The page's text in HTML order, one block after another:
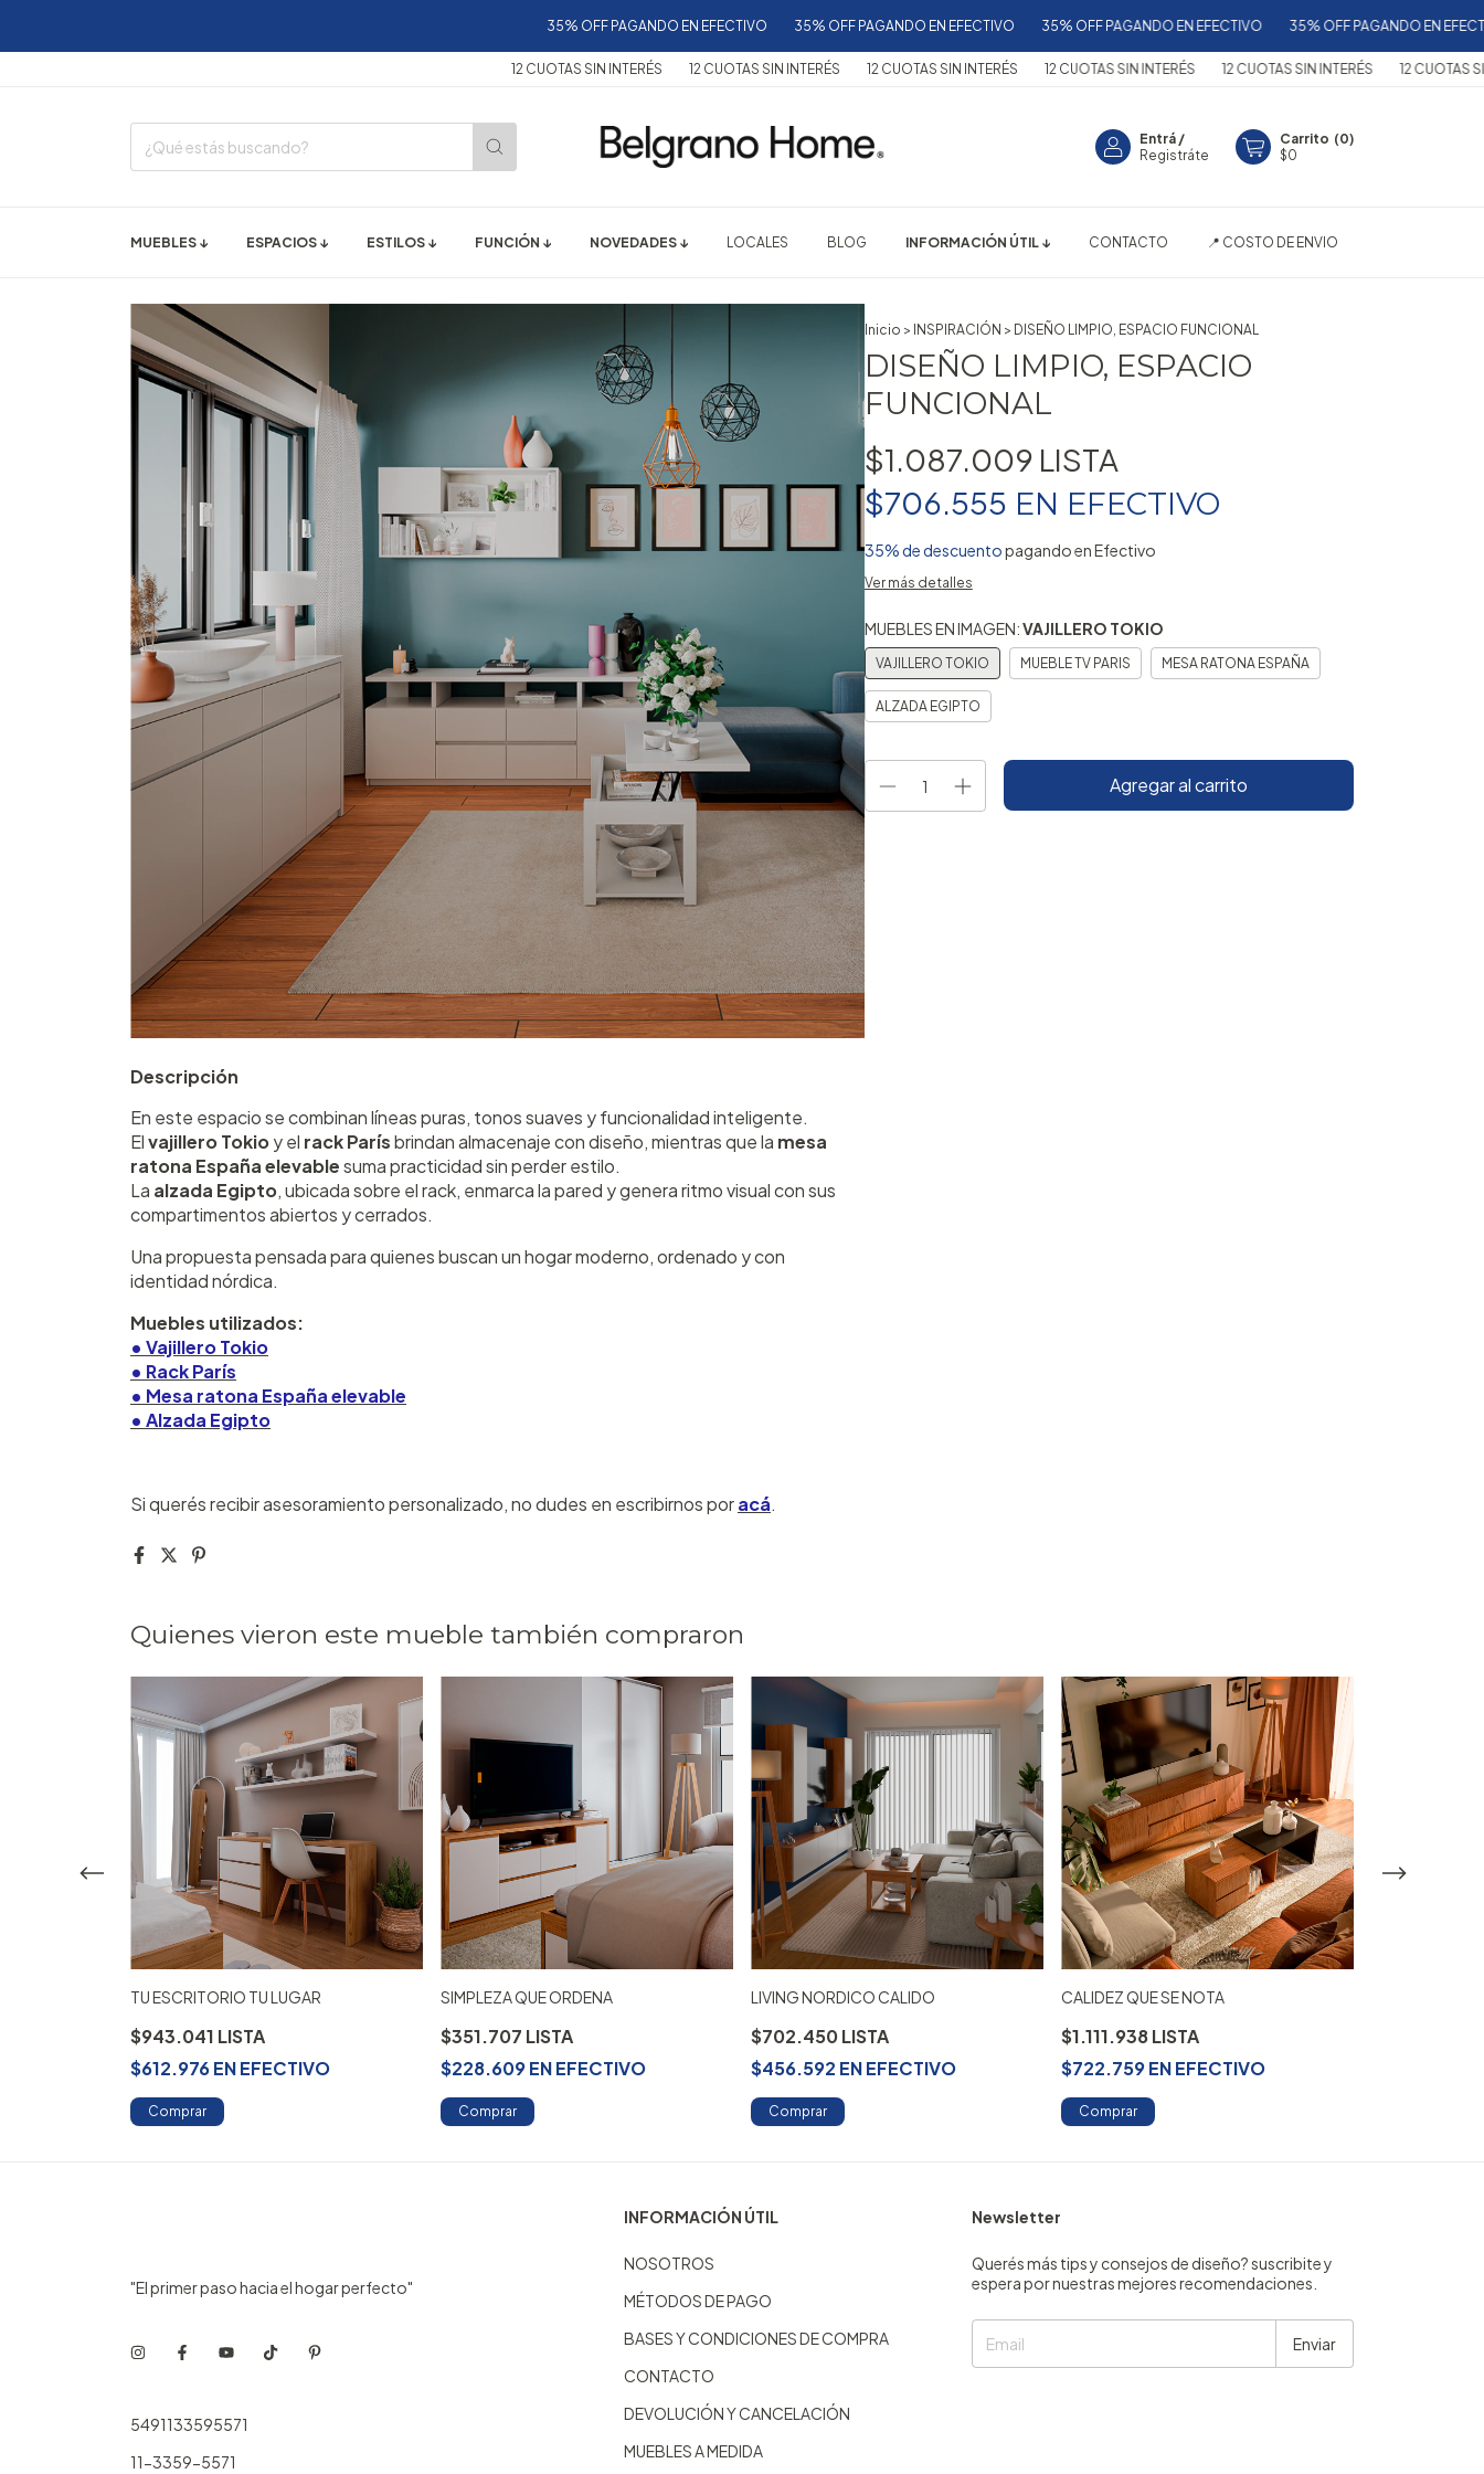
35% OFF PAGANDO EN EFECTIVO 35% OFF PAGANDO EN EFECTIVO 35% OFF PAGANDO EN EFECTIVO 35% OFF PAGANDO EN EFECTIVO
12 CUOTAS SIN INTERÉS 12 CUOTAS SIN INTERÉS 12 CUOTAS SIN INTERÉS 12 CUOTAS SIN INTERÉS 12 CUOTAS SIN INTERÉS 12 CUOTAS SIN
Entrá /
Registráte
Carrito (0)
$0
MUEBLES ↓ ESPACIOS ↓ ESTILOS ↓ FUNCIÓN ↓ NOVEDADES ↓ LOCALES BLOG INFORMACIÓN ÚTIL ↓ CONTACTO 📍 COSTO DE ENVIO
Inicio > INSPIRACIÓN > DISEÑO LIMPIO, ESPACIO FUNCIONAL
DISEÑO LIMPIO, ESPACIO
FUNCIONAL
$1.087.009
$706.555 EN EFECTIVO
35% de descuentopagando en Efectivo
Ver más detalles
MUEBLES EN IMAGEN:VAJILLERO TOKIO
VAJILLERO TOKIO MUEBLE TV PARIS MESA RATONA ESPAÑA
ALZADA EGIPTO
Descripción
En este espacio se combinan líneas puras, tonos suaves y funcionalidad inteligente.
Elvajillero Tokioy el rack Parísbrindan almacenaje con diseño, mientras que la mesa
ratona España elevablesuma practicidad sin perder estilo.
La alzada Egipto, ubicada sobre el rack, enmarca la pared y genera ritmo visual con sus
compartimentos abiertos y cerrados.
Una propuesta pensada para quienes buscan un hogar moderno, ordenado y con
identidad nórdica.
Muebles utilizados:
• Vajillero Tokio
• Rack París
• Mesa ratona España elevable
• Alzada Egipto
Si querés recibir asesoramiento personalizado, no dudes en escribirnos poracá.
Quienes vieron este mueble también compraron
TU ESCRITORIO TU LUGAR
$943.041
$612.976ENEFECTIVO
Comprar
SIMPLEZA QUE ORDENA
$351.707
$228.609ENEFECTIVO
Comprar
LIVING NORDICO CALIDO
$702.450
$456.592 ENEFECTIVO
Comprar
CALIDEZ QUE SE NOTA
$1.111.938
$722.759ENEFECTIVO
Comprar
"El primer paso hacia el hogar perfecto"
5491133595571
11-3359-5571
INFORMACIÓN ÚTIL
NOSOTROS
MÉTODOS DE PAGO
BASES Y CONDICIONES DE COMPRA
CONTACTO
DEVOLUCIÓN Y CANCELACIÓN
MUEBLES A MEDIDA
Newsletter
Querés más tips y consejos de diseño? suscribite y
espera por nuestras mejores recomendaciones.